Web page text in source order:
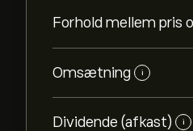
Forhold mellem pris
Omsætning i
Dividende (afkast) i